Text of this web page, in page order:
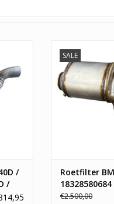
over het zo geheten E-
nodig?
welke roetfilter u nodig
dit kan middels het
contact met ons op via de
/
/
SALE
Roetfilter
18328580684
€2.500,00